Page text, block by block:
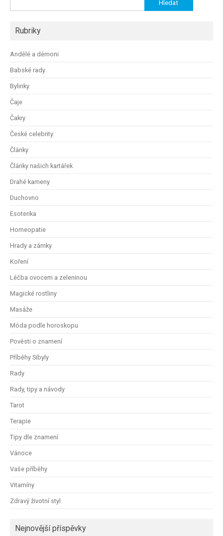
Rubriky
Andělé a démoni
Babské rady
Bylinky
Čaje
Čakry
České celebrity
Články
Články našich kartářek
Drahé kameny
Duchovno
Esoterika
Homeopatie
Hrady a zámky
Koření
Léčba ovocem a zeleninou
Magické rostliny
Masáže
Móda podle horoskopu
Pověsti o znamení
Příběhy Sibyly
Rady
Rady, tipy a návody
Tarot
Terapie
Tipy dle znamení
Vánoce
Vaše příběhy
Vitamíny
Zdravý životní styl
Nejnovější příspěvky